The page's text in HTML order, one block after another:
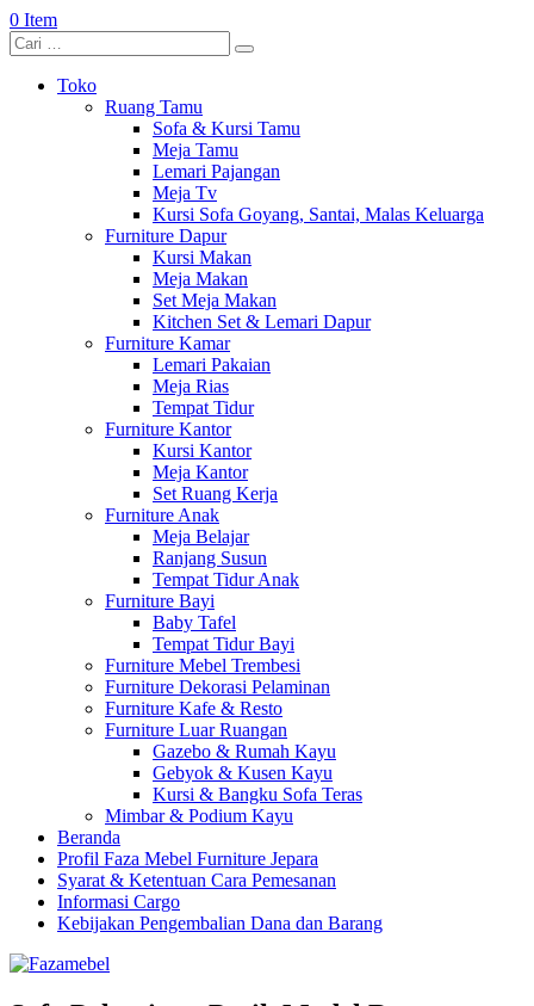
0 Item
Toko
Ruang Tamu
Sofa & Kursi Tamu
Meja Tamu
Lemari Pajangan
Meja Tv
Kursi Sofa Goyang, Santai, Malas Keluarga
Furniture Dapur
Kursi Makan
Meja Makan
Set Meja Makan
Kitchen Set & Lemari Dapur
Furniture Kamar
Lemari Pakaian
Meja Rias
Tempat Tidur
Furniture Kantor
Kursi Kantor
Meja Kantor
Set Ruang Kerja
Furniture Anak
Meja Belajar
Ranjang Susun
Tempat Tidur Anak
Furniture Bayi
Baby Tafel
Tempat Tidur Bayi
Furniture Mebel Trembesi
Furniture Dekorasi Pelaminan
Furniture Kafe & Resto
Furniture Luar Ruangan
Gazebo & Rumah Kayu
Gebyok & Kusen Kayu
Kursi & Bangku Sofa Teras
Mimbar & Podium Kayu
Beranda
Profil Faza Mebel Furniture Jepara
Syarat & Ketentuan Cara Pemesanan
Informasi Cargo
Kebijakan Pengembalian Dana dan Barang